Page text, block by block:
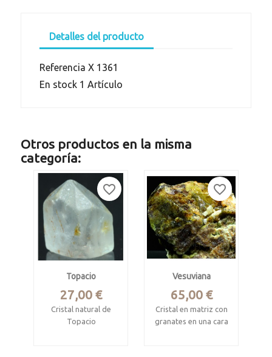
Detalles del producto
Referencia X 1361
En stock 1 Artículo
Otros productos en la misma
categoría:
Topacio
Precio
27,00 €
Cristal natural de
Topacio
favorite_border
Vesuviana
Precio
65,00 €
Cristal en matriz con
granates en una cara
favorite_border